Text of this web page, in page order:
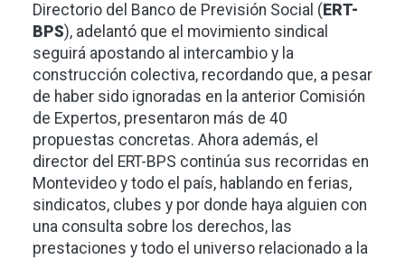
Directorio del Banco de Previsión Social ( ERT-
BPS), adelantó que el movimiento sindical
seguirá apostando al intercambio y la
construcción colectiva, recordando que, a pesar
de haber sido ignoradas en la anterior Comisión
de Expertos, presentaron más de 40
propuestas concretas. Ahora además, el
director del ERT-BPS continúa sus recorridas en
Montevideo y todo el país, hablando en ferias,
sindicatos, clubes y por donde haya alguien con
una consulta sobre los derechos, las
prestaciones y todo el universo relacionado a la